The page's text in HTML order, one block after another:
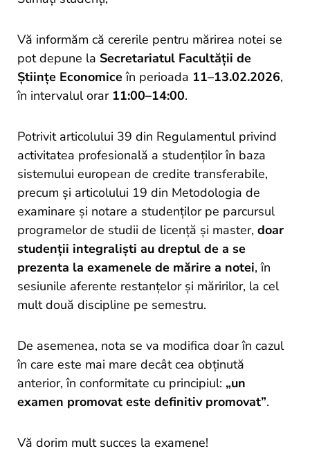
Vă informăm că cererile pentru mărirea notei se
pot depune la Secretariatul Facultății de
Științe Economiceîn perioada 11–13.02.2026,
în intervalul orar 11:00–14:00.
Potrivit articolului 39 din Regulamentul privind
activitatea profesională a studenților în baza
sistemului european de credite transferabile,
precum și articolului 19 din Metodologia de
examinare și notare a studenților pe parcursul
programelor de studii de licență și master, doar
studenții integraliști au dreptul de a se
prezenta la examenele de mărire a notei, în
sesiunile aferente restanțelor și măririlor, la cel
mult două discipline pe semestru.
De asemenea, nota se va modifica doar în cazul
în care este mai mare decât cea obținută
anterior, în conformitate cu principiul: „un
examen promovat este definitiv promovat”.
Vă dorim mult succes la examene!